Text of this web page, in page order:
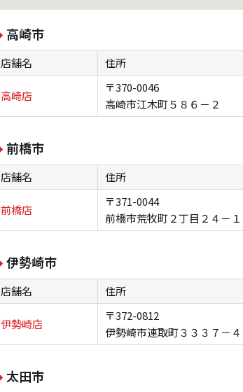
高崎市
店舗名 住所
高崎店
〒370-0046
高崎市江木町５８６－２
前橋市
店舗名 住所
前橋店
〒371-0044
前橋市荒牧町２丁目２４－１
伊勢崎市
店舗名 住所
伊勢崎店
〒372-0812
伊勢崎市連取町３３３７－
太田市